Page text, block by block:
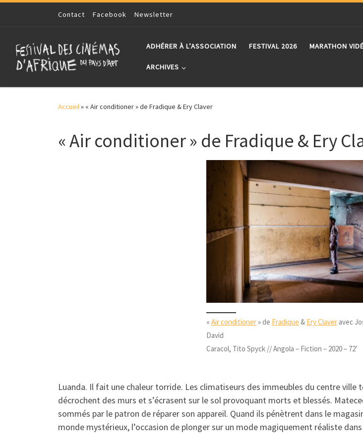
Skip to contentContact Facebook Newsletter
ADHÉRER À L’ASSOCIATION FESTIVAL 2026 MARATHON
ARCHIVES
Accueil» « Air conditioner » de Fradique & Ery Claver
« Air conditioner » de Fradique & Ery
« Air conditioner» de Fradique & Ery Claver avec
David
Caracol, Tito Spyck // Angola – Fiction – 2020 – 72’
Luanda. Il fait une chaleur torride. Les climatiseurs des immeubles du centre
décrochent des murs et s’écrasent sur le sol provoquant morts et blessés.
sommés par le patron de réparer son appareil. Quand ils pénètrent dans le
monde mystérieux, l’occasion de plonger sur un mode magiquement réaliste